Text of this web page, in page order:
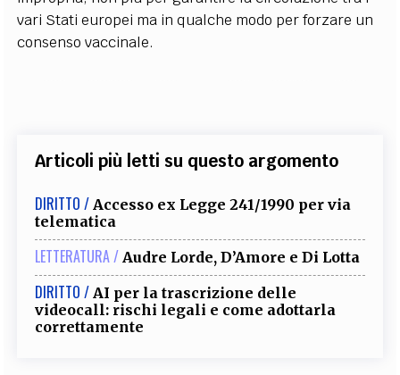
vari Stati europei ma in qualche modo per forzare un
consenso vaccinale.
Articoli più letti su questo argomento
DIRITTO / Accesso ex Legge 241/1990 per via
telematica
LETTERATURA / Audre Lorde, D’Amore e Di Lotta
DIRITTO / AI per la trascrizione delle
videocall: rischi legali e come adottarla
correttamente